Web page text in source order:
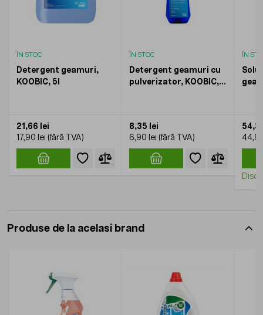
ÎN STOC
Detergent geamuri,
KOOBIC, 5l
21,66 lei
17,90 lei
ÎN STOC
Detergent geamuri cu
pulverizator, KOOBIC,
8,35 lei
6,90 lei
ÎN
Produse de la acelasi brand